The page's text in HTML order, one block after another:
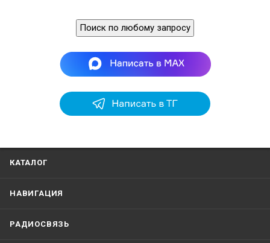
Поиск по любому запросу
КАТАЛОГ
НАВИГАЦИЯ
РАДИОСВЯЗЬ